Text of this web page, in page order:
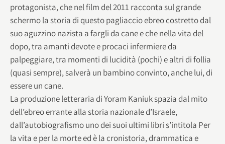
protagonista, che nel film del 2011 racconta sul grande
schermo la storia di questo pagliaccio ebreo costretto dal
suo aguzzino nazista a fargli da cane e che nella vita del
dopo, tra amanti devote e procaci infermiere da
palpeggiare, tra momenti di lucidità (pochi) e altri di follia
(quasi sempre), salverà un bambino convinto, anche lui, di
essere un cane.
La produzione letteraria di Yoram Kaniuk spazia dal mito
dell’ebreo errante alla storia nazionale d’Israele,
dall’autobiografismo uno dei suoi ultimi libri s’intitola Per
la vita e per la morte ed è la cronistoria, drammatica e